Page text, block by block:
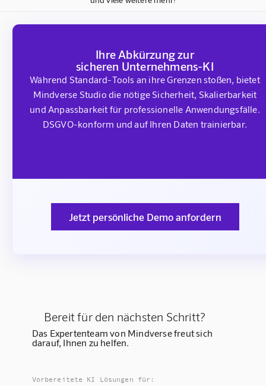
Ihre Abkürzung zur
sicheren Unternehmens-KI
Während Standard-Tools an ihre Grenzen stoßen, bietet
Mindverse Studio die nötige Sicherheit, Skalierbarkeit
und Anpassbarkeit für professionelle Anwendungsfälle.
DSGVO-konform und auf Ihren Daten trainierbar.
Jetzt persönliche Demo anfordern
Bereit für den nächsten Schritt?
Das Expertenteam von Mindverse freut sich
darauf, Ihnen zu helfen.
Vorbereitete KI Lösungen für: